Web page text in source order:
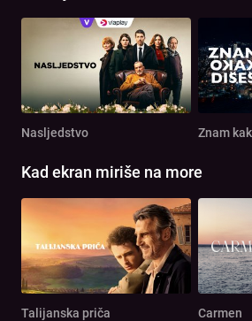
Nasljedstvo Znam
Kad ekran miriše na more
Talijanska priča Carmen